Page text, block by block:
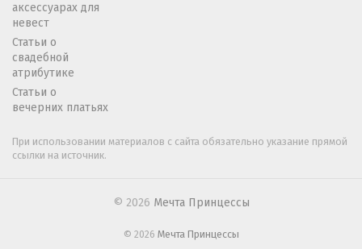
аксессуарах для
невест
Статьи о
свадебной
атрибутике
Статьи о
вечерних платьях
При использовании материалов с сайта обязательно указание прямой
ссылки на источник.
© 2026 Мечта Принцессы
© 2026 Мечта Принцессы